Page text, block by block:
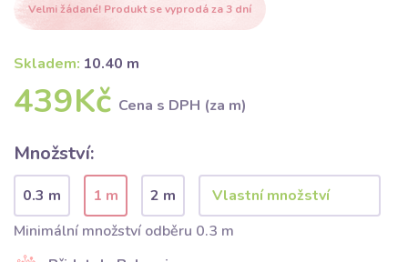
Velmi žádané! Produkt se vyprodá za 3 dní
Skladem: 10.40 m
439Kč Cena s DPH (za m)
Množství:
0.3 m 1 m
2 m
Minimální množství odběru 0.3 m